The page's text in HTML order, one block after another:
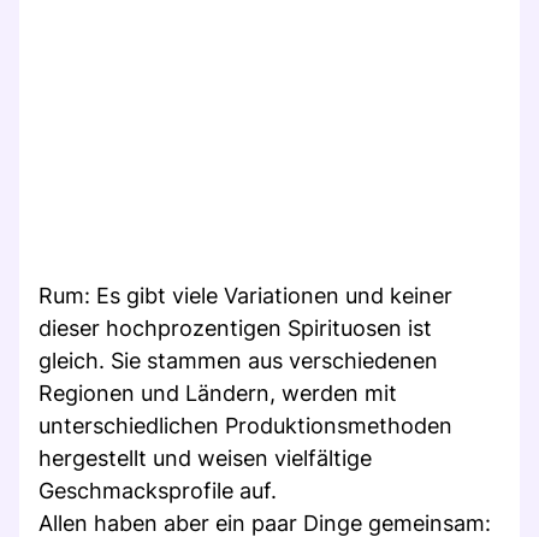
Rum: Es gibt viele Variationen und keiner
dieser hochprozentigen Spirituosen ist
gleich. Sie stammen aus verschiedenen
Regionen und Ländern, werden mit
unterschiedlichen Produktionsmethoden
hergestellt und weisen vielfältige
Geschmacksprofile auf.
Allen haben aber ein paar Dinge gemeinsam: